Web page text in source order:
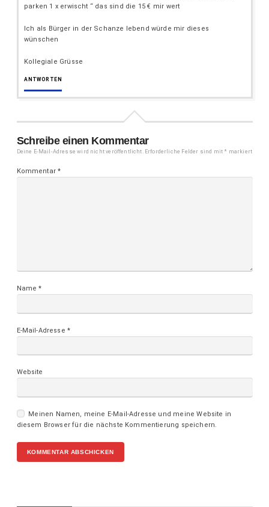
parken 1 x erwischt “ das sind die 15 € mir wert
Ich als Bürger in der Schanze lebend würde mir dieses
wünschen
Kollegiale Grüsse
ANTWORTEN
Schreibe einen Kommentar
Deine E-Mail-Adresse wird nicht veröffentlicht. Erforderliche Felder sind mit* markiert
Kommentar*
Name*
E-Mail-Adresse*
Website
Meinen Namen, meine E-Mail-Adresse und meine Website in
diesem Browser für die nächste Kommentierung speichern.